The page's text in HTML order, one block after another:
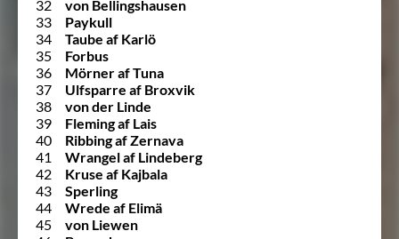
32
von Bellingshausen
33
Paykull
34
Taube af Karlö
35
Forbus
36
Mörner af Tuna
37
Ulfsparre af Broxvik
38
von der Linde
39
Fleming af Lais
40
Ribbing af Zernava
41
Wrangel af Lindeberg
42
Kruse af Kajbala
43
Sperling
44
Wrede af Elimä
45
von Liewen